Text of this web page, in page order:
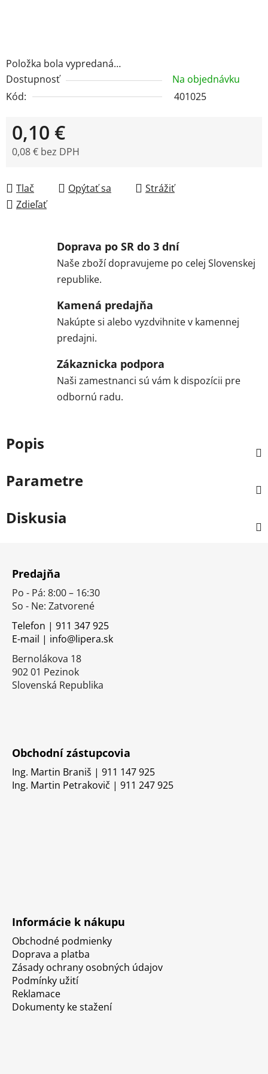
Položka bola vypredaná…
Dostupnosť
Na objednávku
Kód:
401025
0,10 €
0,08 € bez DPH
Tlač
Opýtať sa
Strážiť
Zdieľať
Doprava po SR do 3 dní
Naše zboží dopravujeme po celej Slovenskej
republike.
Kamená predajňa
Nakúpte si alebo vyzdvihnite v kamennej
predajni.
Zákaznicka podpora
Naši zamestnanci sú vám k dispozícii pre
odbornú radu.
Popis
Parametre
Diskusia
Predajňa
Po - Pá: 8:00 – 16:30
So - Ne: Zatvorené
Telefon | 911 347 925
E-mail | info@lipera.sk
Bernolákova 18
902 01 Pezinok
Slovenská Republika
Obchodní zástupcovia
Ing. Martin Braniš | 911 147 925
Ing. Martin Petrakovič | 911 247 925
Informácie k nákupu
Obchodné podmienky
Doprava a platba
Zásady ochrany osobných údajov
Podmínky užití
Reklamace
Dokumenty ke stažení